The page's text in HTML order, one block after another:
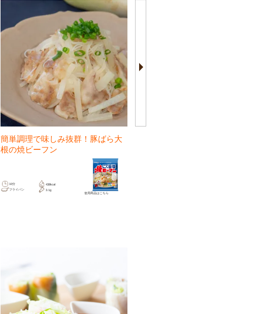
簡単調理で味しみ抜群！豚ばら大
根の焼ビーフン
10分
438kcal
フライパン
3.1g
使用商品は こちら